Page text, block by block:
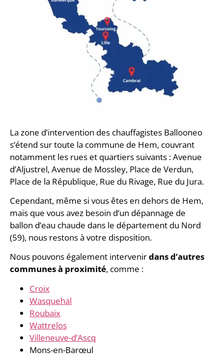
La zone d’intervention des chauffagistes Ballooneo
s’étend sur toute la commune de Hem, couvrant
notamment les rues et quartiers suivants : Avenue
d’Aljustrel, Avenue de Mossley, Place de Verdun,
Place de la République, Rue du Rivage, Rue du Jura.
Cependant, même si vous êtes en dehors de Hem,
mais que vous avez besoin d’un dépannage de
ballon d’eau chaude dans le département du Nord
(59), nous restons à votre disposition.
Nous pouvons également intervenirdans d’autres
communes à proximité, comme :
Croix
Wasquehal
Roubaix
Wattrelos
Villeneuve-d’Ascq
Mons-en-Barœul